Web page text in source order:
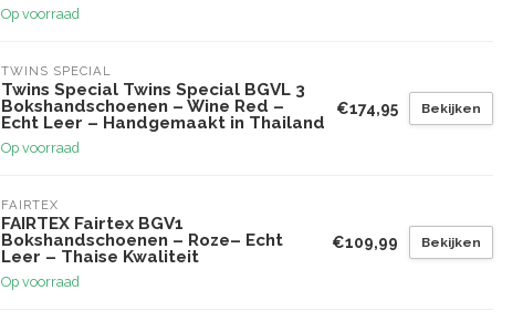
Op voorraad
TWINS SPECIAL
Twins Special Twins Special BGVL 3
Bokshandschoenen – Wine Red –
Echt Leer – Handgemaakt in Thailand
Op voorraad
€174,95 Bekijken
FAIRTEX
FAIRTEX Fairtex BGV1
Bokshandschoenen – Roze– Echt
Leer – Thaise Kwaliteit
Op voorraad
€109,99 Bekijken